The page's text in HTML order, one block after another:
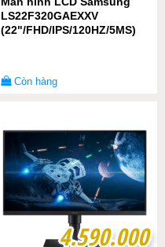
LS22F320GAEXXV
(22"/FHD/IPS/120HZ/5MS)
Còn hàng
4.590.000
4.590.000